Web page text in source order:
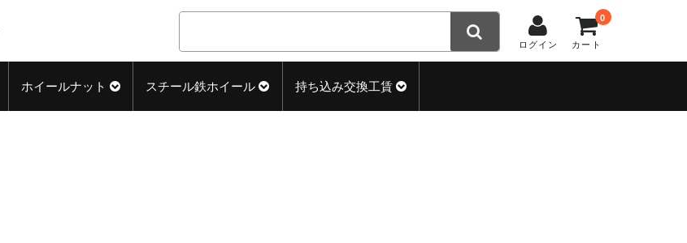
ログイン カート
0
ホイールナット スチール鉄ホイール 持ち込み交換工賃